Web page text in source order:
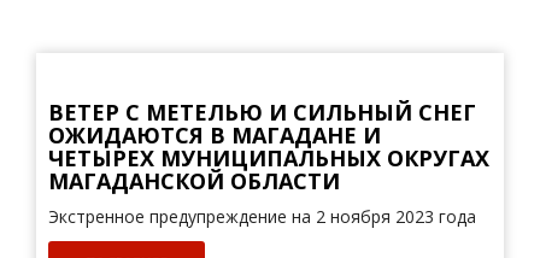
ВЕТЕР С МЕТЕЛЬЮ И СИЛЬНЫЙ СНЕГ
ОЖИДАЮТСЯ В МАГАДАНЕ И
ЧЕТЫРЕХ МУНИЦИПАЛЬНЫХ ОКРУГАХ
МАГАДАНСКОЙ ОБЛАСТИ
Экстренное предупреждение на 2 ноября 2023 года